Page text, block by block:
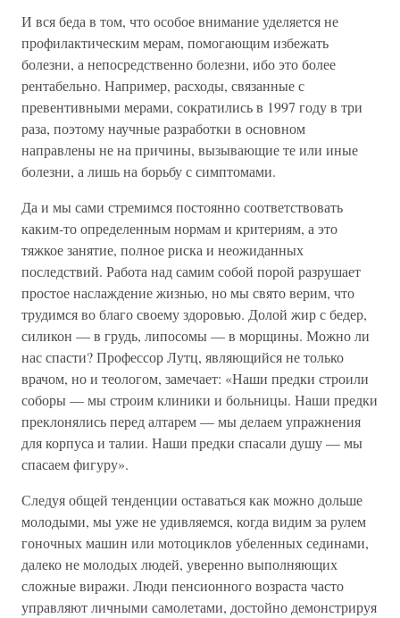
И вся беда в том, что особое внимание уделяется не
профилактическим мерам, помогающим избежать
болезни, а непосредственно болезни, ибо это более
рентабельно. Например, расходы, связанные с
превентивными мерами, сократились в 1997 году в три
раза, поэтому научные разработки в основном
направлены не на причины, вызывающие те или иные
болезни, а лишь на борьбу с симптомами.
Да и мы сами стремимся постоянно соответствовать
каким-то определенным нормам и критериям, а это
тяжкое занятие, полное риска и неожиданных
последствий. Работа над самим собой порой разрушает
простое наслаждение жизнью, но мы свято верим, что
трудимся во благо своему здоровью. Долой жир с бедер,
силикон — в грудь, липосомы — в морщины. Можно ли
нас спасти? Профессор Лутц, являющийся не только
врачом, но и теологом, замечает: «Наши предки строили
соборы — мы строим клиники и больницы. Наши предки
преклонялись перед алтарем — мы делаем упражнения
для корпуса и талии. Наши предки спасали душу — мы
спасаем фигуру».
Следуя общей тенденции оставаться как можно дольше
молодыми, мы уже не удивляемся, когда видим за рулем
гоночных машин или мотоциклов убеленных сединами,
далеко не молодых людей, уверенно выполняющих
сложные виражи. Люди пенсионного возраста часто
управляют личными самолетами, достойно демонстрируя